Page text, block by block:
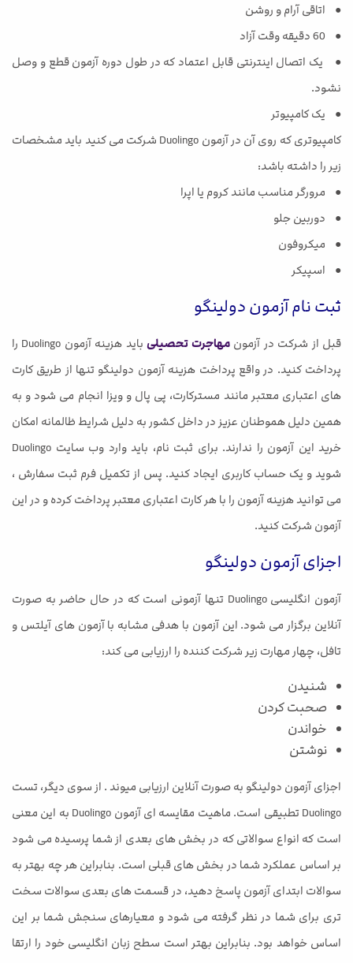
● اتاقی آرام و روشن
● 60 دقیقه وقت آزاد
● یک اتصال اینترنتی قابل اعتماد که در طول دوره آزمون قطع و وصل
نشود.
● یک کامپیوتر
کامپیوتری که روی آن در آزمون Duolingo شرکت می کنید باید مشخصات
زیر را داشته باشد:
● مرورگر مناسب مانند کروم یا اپرا
● دوربین جلو
● میکروفون
● اسپیکر
ثبت نام آزمون دولینگو
قبل از شرکت در آزمونمهاجرت تحصیلی
باید هزینه آزمون Duolingo را
پرداخت کنید. در واقع پرداخت هزینه آزمون دولینگو تنها از طریق کارت
های اعتباری معتبر مانند مسترکارت، پی پال و ویزا انجام می شود و به
همین دلیل هموطنان عزیز در داخل کشور به دلیل شرایط ظالمانه امکان
خرید این آزمون را ندارند. برای ثبت نام، باید وارد وب سایت Duolingo
شوید و یک حساب کاربری ایجاد کنید. پس از تکمیل فرم ثبت سفارش ،
می توانید هزینه آزمون را با هر کارت اعتباری معتبر پرداخت کرده و در این
آزمون شرکت کنید.
اجزای آزمون دولینگو
آزمون انگلیسی Duolingo تنها آزمونی است که در حال حاضر به صورت
آنلاین برگزار می شود. این آزمون با هدفی مشابه با آزمون های آیلتس و
تافل، چهار مهارت زیر شرکت کننده را ارزیابی می کند:
شنیدن
صحبت كردن
خواندن
نوشتن
اجزای آزمون دولینگو به صورت آنلاین ارزیابی میوند . از سوی دیگر، تست
Duolingo تطبیقی است. ماهیت مقایسه ای آزمون Duolingo به این معنی
است که انواع سوالاتی که در بخش های بعدی از شما پرسیده می شود
بر اساس عملکرد شما در بخش های قبلی است. بنابراین هر چه بهتر به
سوالات ابتدای آزمون پاسخ دهید، در قسمت های بعدی سوالات سخت
تری برای شما در نظر گرفته می شود و معیارهای سنجش شما بر این
اساس خواهد بود. بنابراین بهتر است سطح زبان انگلیسی خود را ارتقا